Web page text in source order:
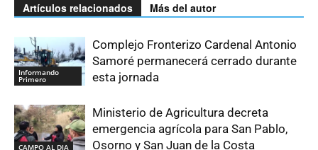
Artículos relacionados Más del autor
Informando
Primero
Complejo Fronterizo Cardenal Antonio
Samoré permanecerá cerrado durante
esta jornada
CAMPO AL DIA
Ministerio de Agricultura decreta
emergencia agrícola para San Pablo,
Osorno y San Juan de la Costa